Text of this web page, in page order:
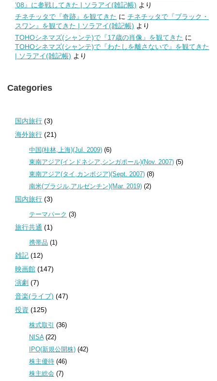
’08』に参戦してきた | ソラアイ(雑記帳) より
チネチッタで『奇跡』を観てきた に チネチッタで『ブラック・
スワン』を観てきた | ソラアイ(雑記帳) より
TOHOシネマズ(シャンテ)で『17歳の肖像』を観てきた に
TOHOシネマズ(シャンテ)で『わたしを離さないで』を観てきた
| ソラアイ(雑記帳) より
Categories
国内旅行 (3)
海外旅行 (21)
中国(桂林,上海)(Jul. 2009)(6)
東南アジア(インドネシア,シンガポール)(Nov. 2007)(5)
東南アジア(タイ,カンボジア)(Sept. 2007)(8)
南米(ブラジル,アルゼンチン)(Mar. 2019)(2)
国内旅行 (3)
テーマパーク (3)
旅行共通 (1)
携帯品 (1)
雑記 (12)
映画館 (147)
演劇 (7)
音楽(ライブ) (47)
投資 (125)
株式取引 (36)
NISA(22)
IPO(新規公開株)(42)
株主優待(46)
株主総会 (7)